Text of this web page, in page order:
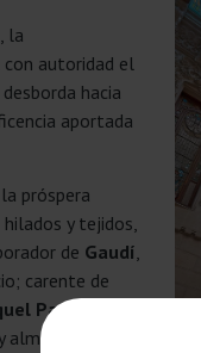
, la
con autoridad el
desborda hacia
aportada
próspera
hilados y tejidos,
de Gaudí,
carente de
Pasqual
almacén textil;